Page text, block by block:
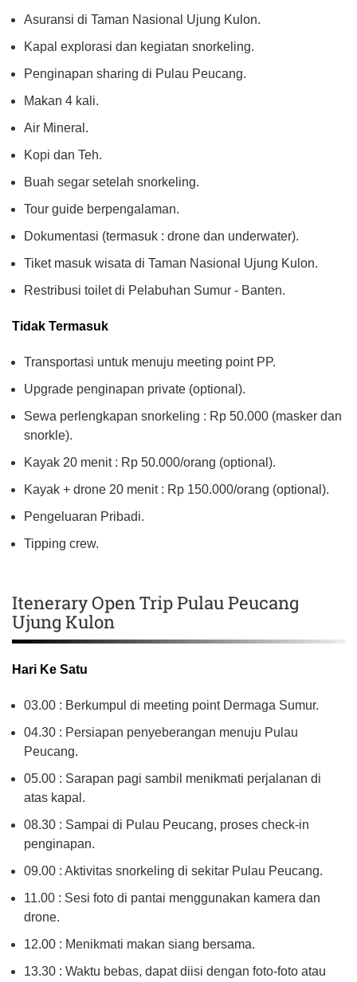
Asuransi di Taman Nasional Ujung Kulon.
Kapal explorasi dan kegiatan snorkeling.
Penginapan sharing di Pulau Peucang.
Makan 4 kali.
Air Mineral.
Kopi dan Teh.
Buah segar setelah snorkeling.
Tour guide berpengalaman.
Dokumentasi (termasuk : drone dan underwater).
Tiket masuk wisata di Taman Nasional Ujung Kulon.
Restribusi toilet di Pelabuhan Sumur - Banten.
Tidak Termasuk
Transportasi untuk menuju meeting point PP.
Upgrade penginapan private (optional).
Sewa perlengkapan snorkeling : Rp 50.000 (masker dan
snorkle).
Kayak 20 menit : Rp 50.000/orang (optional).
Kayak + drone 20 menit : Rp 150.000/orang (optional).
Pengeluaran Pribadi.
Tipping crew.
Itenerary Open Trip Pulau Peucang
Ujung Kulon
Hari Ke Satu
03.00 : Berkumpul di meeting point Dermaga Sumur.
04.30 : Persiapan penyeberangan menuju Pulau
Peucang.
05.00 : Sarapan pagi sambil menikmati perjalanan di
atas kapal.
08.30 : Sampai di Pulau Peucang, proses check-in
penginapan.
09.00 : Aktivitas snorkeling di sekitar Pulau Peucang.
11.00 : Sesi foto di pantai menggunakan kamera dan
drone.
12.00 : Menikmati makan siang bersama.
13.30 : Waktu bebas, dapat diisi dengan foto-foto atau